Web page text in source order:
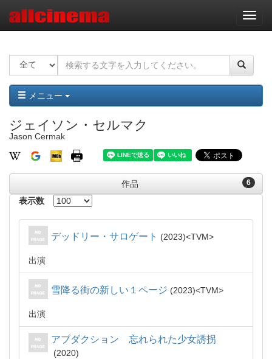
ナ
ビ
ー
ョ
ン
メニュー
ジェイソン・セルマク
Jason Cermak
6
作品
表示数
デッドリー・サロゲート 2023 TVM
出演
雪降る街の新しい１ページ 2023 TVM
出演
アブダクション 忘れられた少女誘拐
2020